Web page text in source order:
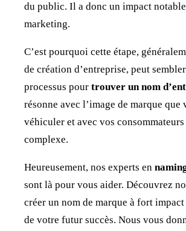
du public. Il a donc un impact
marketing.
C’est pourquoi cette étape,
de création d’entreprise, peut
processus pour trouver un nom
résonne avec l’image de marque que
véhiculer et avec vos
complexe.
Heureusement, nos experts en
sont là pour vous aider. Découvrez
créer un nom de marque à fort impact
de votre futur succès. Nous vous